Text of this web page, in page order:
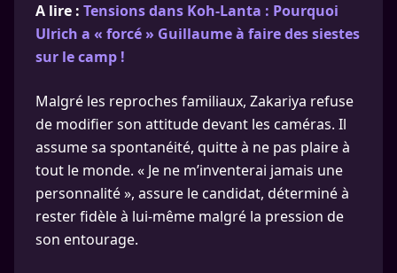
A lire : Tensions dans Koh-Lanta : Pourquoi
Ulrich a « forcé » Guillaume à faire des siestes
sur le camp !
Malgré les reproches familiaux, Zakariya refuse
de modifier son attitude devant les caméras. Il
assume sa spontanéité, quitte à ne pas plaire à
tout le monde. « Je ne m’inventerai jamais une
personnalité », assure le candidat, déterminé à
rester fidèle à lui-même malgré la pression de
son entourage.